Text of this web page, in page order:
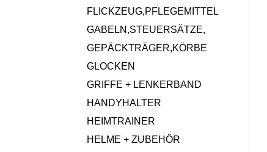
FLICKZEUG,PFLEGEMITTEL
GABELN,STEUERSÄTZE,
GEPÄCKTRÄGER,KÖRBE
GLOCKEN
GRIFFE + LENKERBAND
HANDYHALTER
HEIMTRAINER
HELME + ZUBEHÖR